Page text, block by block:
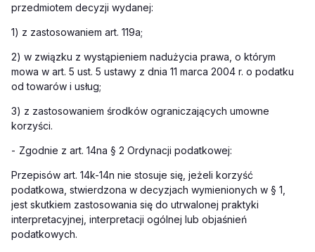
przedmiotem decyzji wydanej:
1) z zastosowaniem art. 119a;
2) w związku z wystąpieniem nadużycia prawa, o którym
mowa w art. 5 ust. 5 ustawy z dnia 11 marca 2004 r. o podatku
od towarów i usług;
3) z zastosowaniem środków ograniczających umowne
korzyści.
- Zgodnie z art. 14na § 2 Ordynacji podatkowej:
Przepisów art. 14k-14n nie stosuje się, jeżeli korzyść
podatkowa, stwierdzona w decyzjach wymienionych w § 1,
jest skutkiem zastosowania się do utrwalonej praktyki
interpretacyjnej, interpretacji ogólnej lub objaśnień
podatkowych.